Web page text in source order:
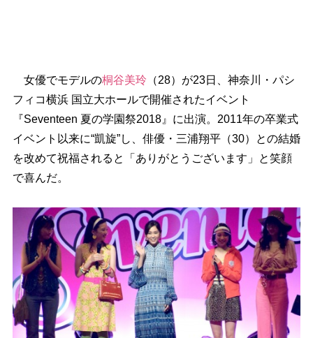
女優でモデルの桐谷美玲 （28）が23日、神奈川・パシ
フィコ横浜 国立大ホールで開催されたイベント
『Seventeen 夏の学園祭2018』に出演。2011年の卒業式
イベント以来に“凱旋”し、俳優・三浦翔平（30）との結婚
を改めて祝福されると「ありがとうございます」と笑顔
で喜んだ。